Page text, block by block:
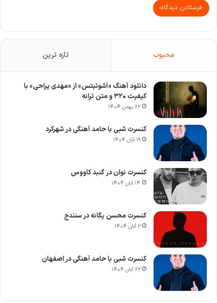
محبوب تازه ترین
دانلود آهنگ «آشوئیتس» از «مهدی یراحی» با
کیفیت ۳۲۰ و متن ترانه
۲۲ بهمن ۱۴۰۴
کنسرت شبی با حامد آهنگی در شهرکرد
۱۹ آبان ۱۴۰۴
کنسرت نوان در گنبد کاووس
۱۴ آبان ۱۴۰۴
کنسرت محسن یگانه در سنندج
۲ آبان ۱۴۰۴
کنسرت شبی با حامد آهنگی در اصفهان
۲۲ آبان ۱۴۰۴